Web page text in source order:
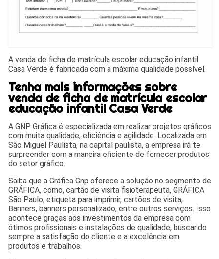
A venda de ficha de matrícula escolar educação infantil
Casa Verde é fabricada com a máxima qualidade possível.
Tenha mais informações sobre
venda de ficha de matrícula escolar
educação infantil Casa Verde
A GNP Gráfica é especializada em realizar projetos gráficos
com muita qualidade, eficiência e agilidade. Localizada em
São Miguel Paulista, na capital paulista, a empresa irá te
surpreender com a maneira eficiente de fornecer produtos
do setor gráfico.
Saiba que a Gráfica Gnp oferece a solução no segmento de
GRÁFICA, como, cartão de visita fisioterapeuta, GRÁFICA
São Paulo, etiqueta para imprimir, cartões de visita,
Banners, banners personalizado, entre outros serviços. Isso
acontece graças aos investimentos da empresa com
ótimos profissionais e instalações de qualidade, buscando
sempre a satisfação do cliente e a excelência em
produtos e trabalhos.